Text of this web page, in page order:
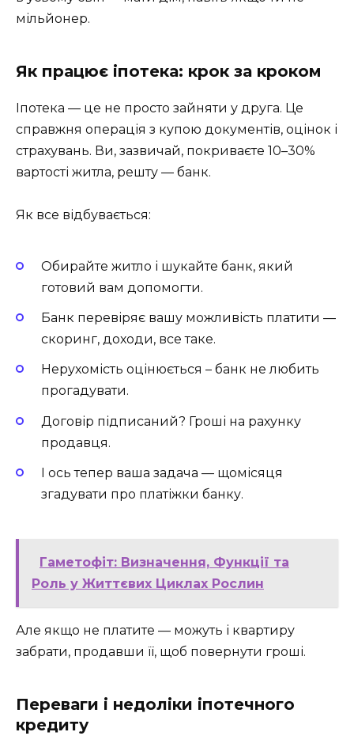
мільйонер.
Як працює іпотека: крок за кроком
Іпотека — це не просто зайняти у друга. Це
справжня операція з купою документів, оцінок і
страхувань. Ви, зазвичай, покриваєте 10–30%
вартості житла, решту — банк.
Як все відбувається:
Обирайте житло і шукайте банк, який
готовий вам допомогти.
Банк перевіряє вашу можливість платити —
скоринг, доходи, все таке.
Нерухомість оцінюється – банк не любить
прогадувати.
Договір підписаний? Гроші на рахунку
продавця.
І ось тепер ваша задача — щомісяця
згадувати про платіжки банку.
Гаметофіт: Визначення, Функції та
Роль у Життєвих Циклах Рослин
Але якщо не платите — можуть і квартиру
забрати, продавши її, щоб повернути гроші.
Переваги і недоліки іпотечного
кредиту